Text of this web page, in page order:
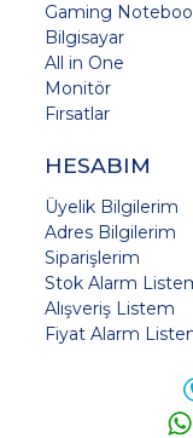
Gaming
Bilgisayar
All in One
Monitör
Fırsatlar
HESABIM
Üyelik Bilgilerim
Adres Bilgilerim
Siparişlerim
Stok Alarm
Alışveriş Listem
Fiyat Alarm